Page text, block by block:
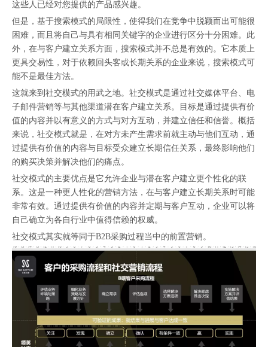
这些人已经对您提供的产品感兴趣。
但是，基于搜索模式的局限性，使得我们在竞争中脱颖而出可能很
困难，而且将自己与具有相同关键字的企业进行区分十分困难。此
外，在与客户建立关系方面，搜索模式并不总是有效的。它本质上
更具交易性，对于依赖回头客或长期关系的企业来说，搜索模式可
能不是最佳方法。
这就来到社交模式的用武之地。社交模式是通过社交媒体平台、电
子邮件营销等与其他渠道潜在客户建立关系。目标是通过提供有价
值的内容并以有意义的方式与对方互动，并建立信任和信誉。概括
来说，社交模式就是，在对方未产生需求前就主动与他们互动，通
过提供有价值的内容与目标受众建立长期信任关系，最终影响他们
的购买决策并解决他们的痛点。
社交模式的主要优点是它允许企业与潜在客户建立更个性化的联
系。这是一种更人性化的营销方法，在与客户建立长期关系时可能
非常有效。通过提供有价值的内容并定期与客户互动，企业可以将
自己确立为各自行业中值得信赖的权威。
社交模式其实就等同于B2B采购过程当中的前置营销。